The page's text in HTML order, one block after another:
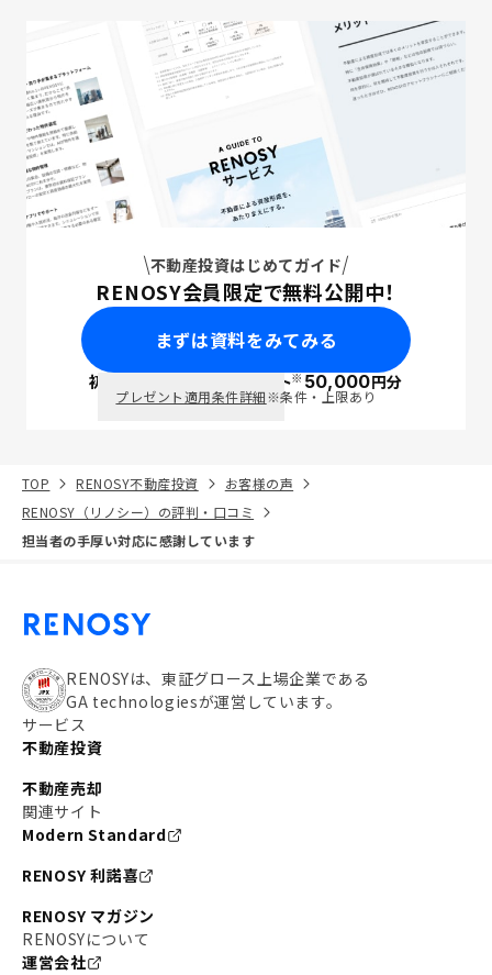
不動産投資はじめてガイド
RENOSY会員限定で無料公開中！
まずは資料をみてみる
初回面談で ポイント※50,000円分
プレゼント適用条件詳細※条件・上限あり
TOP RENOSY不動産投資
お客様の声
RENOSY（リノシー）の評判・口コミ
担当者の手厚い対応に感謝しています
RENOSYは、東証グロース上場企業である
GA technologiesが運営しています。
サービス
不動産投資
不動産売却
関連サイト
Modern Standard
RENOSY 利諾喜
RENOSY マガジン
RENOSYについて
運営会社